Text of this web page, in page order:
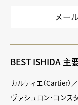
メー
BEST ISHIDA 主
カルティエ（Cartier）
ヴァシュロン・コンス